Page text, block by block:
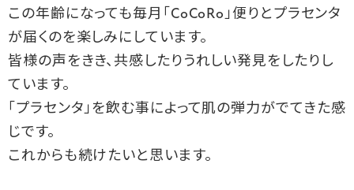
この年齢になっても毎月「CoCoRo」便りとプラセンタ
が届くのを楽しみにしています。
皆様の声をきき、共感したりうれしい発見をしたりし
ています。
「プラセンタ」を飲む事によって肌の弾力がでてきた感
じです。
これからも続けたいと思います。